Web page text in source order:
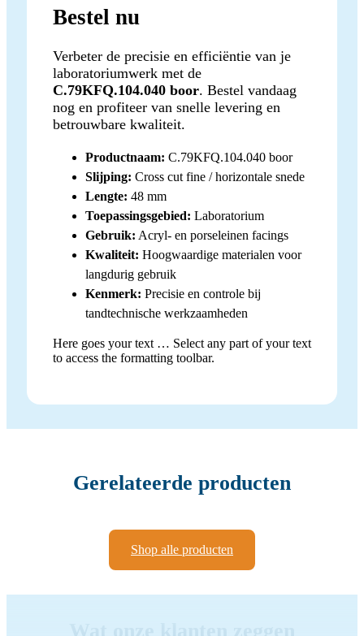
Bestel nu
Verbeter de precisie en efficiëntie van je
laboratoriumwerk met de
C.79KFQ.104.040 boor. Bestel vandaag
nog en profiteer van snelle levering en
betrouwbare kwaliteit.
Productnaam: C.79KFQ.104.040 boor
Slijping: Cross cut fine / horizontale snede
Lengte: 48 mm
Toepassingsgebied: Laboratorium
Gebruik: Acryl- en porseleinen facings
Kwaliteit: Hoogwaardige materialen voor
langdurig gebruik
Kenmerk: Precisie en controle bij
tandtechnische werkzaamheden
Here goes your text … Select any part of your text
to access the formatting toolbar.
Gerelateerde producten
Shop alle producten